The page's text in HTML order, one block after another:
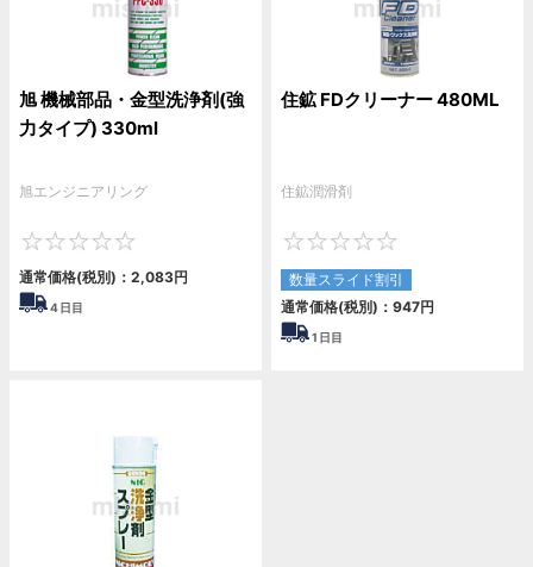
旭 機械部品・金型洗浄剤(強
力タイプ) 330ml
旭エンジニアリング
通常価格(税別)： 2,083円
4日目
住鉱 FDクリーナー 480ML
住鉱潤滑剤
数量スライド割引
通常価格(税別)： 947円
1 日目